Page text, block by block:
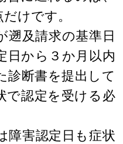
けです。
遡及請求の基準日
日から３か月以内
診断書を提出して
で認定を受ける必
害認定日も症状